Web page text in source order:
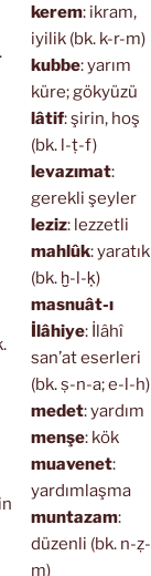
kerem: ikram,
iyilik (bk. k-r-m)
kubbe: yarım
küre; gökyüzü
lâtif: şirin, hoş
(bk. l-ṭ-f)
levazımat:
gerekli şeyler
leziz: lezzetli
mahlûk: yaratık
(bk. ḫ-l-ḳ)
masnuât-ı
İlâhiye: İlâhî
san’at eserleri
(bk. ṣ-n-a; e-l-h)
medet: yardım
menşe: kök
muavenet:
yardımlaşma
muntazam:
düzenli (bk. n-ẓ-
m)